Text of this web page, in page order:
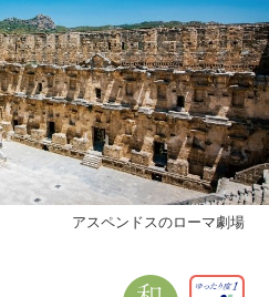
アスペンドスのローマ劇場